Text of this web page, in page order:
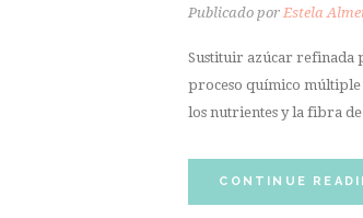
Publicado por Estela
Sustituir azúcar refinada
proceso químico múltiple
los nutrientes y la fibra
CONTINUE